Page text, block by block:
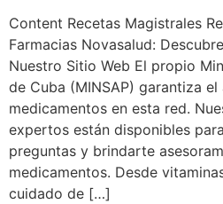
Content Recetas Magistrales
Farmacias Novasalud:
Nuestro Sitio Web El propio
de Cuba (MINSAP) garantiza
medicamentos en esta red.
expertos están disponibles
preguntas y brindarte
medicamentos. Desde
cuidado de […]